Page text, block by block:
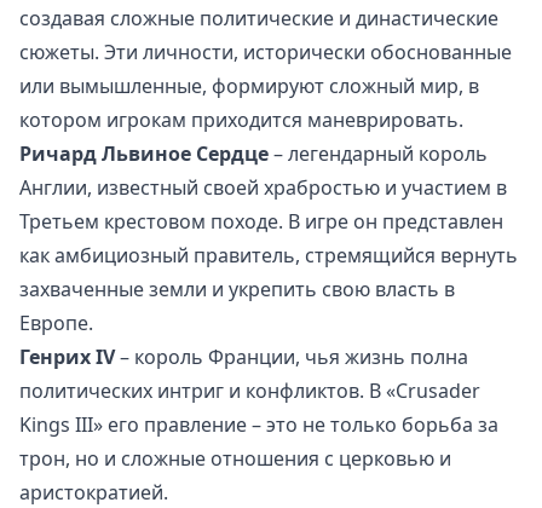
создавая сложные политические и династические
сюжеты. Эти личности, исторически обоснованные
или вымышленные, формируют сложный мир, в
котором игрокам приходится маневрировать.
Ричард Львиное Сердце– легендарный король
Англии, известный своей храбростью и участием в
Третьем крестовом походе. В игре он представлен
как амбициозный правитель, стремящийся вернуть
захваченные земли и укрепить свою власть в
Европе.
Генрих IV– король Франции, чья жизнь полна
политических интриг и конфликтов. В «Crusader
Kings III» его правление – это не только борьба за
трон, но и сложные отношения с церковью и
аристократией.